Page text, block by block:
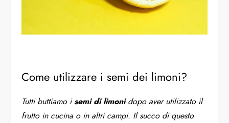
Come utilizzare i semi dei limoni?
Tutti buttiamo isemi di limonidopo aver utilizzato il
frutto in cucina o in altri campi. Il succo di questo